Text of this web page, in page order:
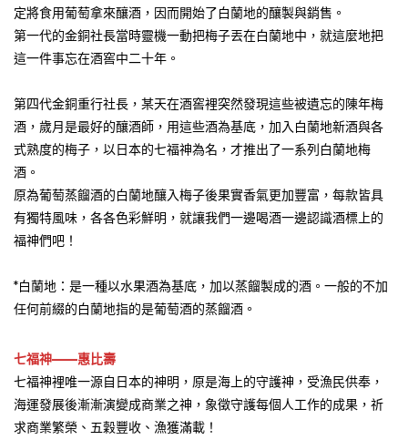
定將食用葡萄拿來釀酒，因而開始了白蘭地的釀製與銷售。
第一代的金銅社長當時靈機一動把梅子丟在白蘭地中，就這麼地把
這一件事忘在酒窖中二十年。
第四代金銅重行社長，某天在酒窖裡突然發現這些被遺忘的陳年梅
酒，歲月是最好的釀酒師，用這些酒為基底，加入白蘭地新酒與各
式熟度的梅子，以日本的七福神為名，才推出了一系列白蘭地梅
酒。
原為葡萄蒸餾酒的白蘭地釀入梅子後果實香氣更加豐富，每款皆具
有獨特風味，各各色彩鮮明，就讓我們一邊喝酒一邊認識酒標上的
福神們吧！
*白蘭地：是一種以水果酒為基底，加以蒸餾製成的酒。一般的不加
任何前綴的白蘭地指的是葡萄酒的蒸餾酒。
七福神——惠比壽
七福神裡唯一源自日本的神明，原是海上的守護神，受漁民供奉，
海運發展後漸漸演變成商業之神，象徵守護每個人工作的成果，祈
求商業繁榮、五穀豐收、漁獲滿載！